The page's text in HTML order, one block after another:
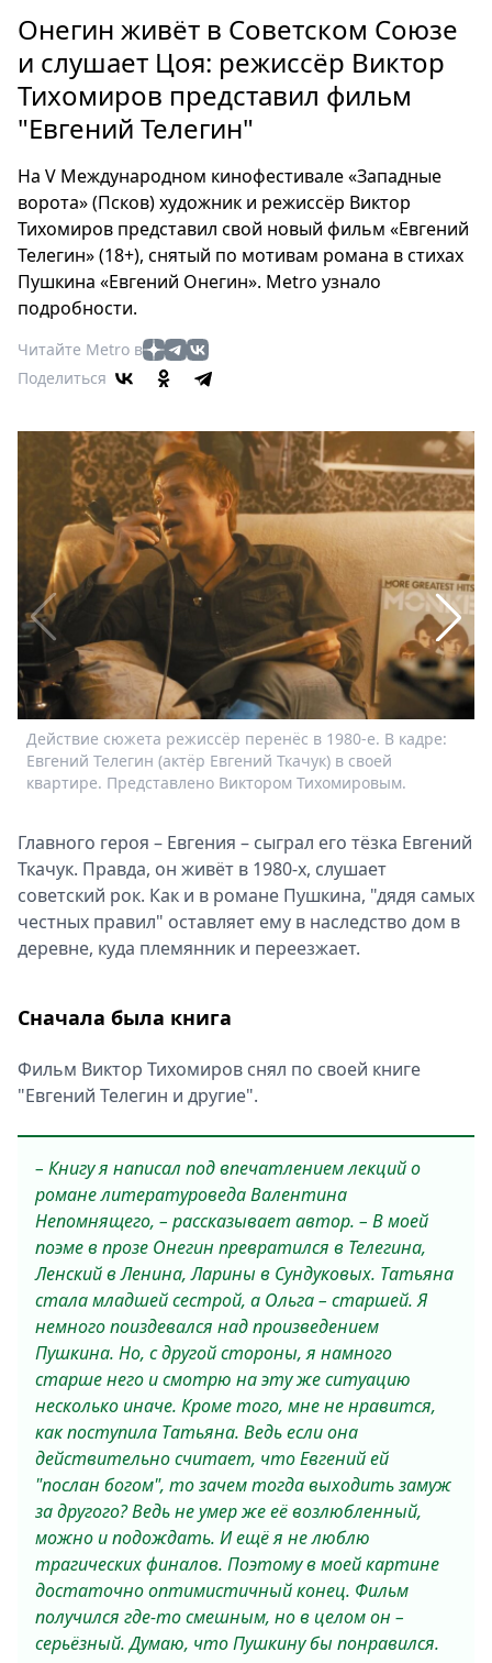
Россия
Мир
Здоровье
Еда
Мода
Театр
Кино
Афиша
Книги
Выставки
Пресс-
О
Metro
Стримы
Спецпроекты
Звезды
Выборы
2026
Metro
Онегин живёт в Советском Союзе
и слушает Цоя: режиссёр Виктор
Тихомиров представил фильм
"Евгений Телегин"
На V Международном кинофестивале «Западные
ворота» (Псков) художник и режиссёр Виктор
Тихомиров представил свой новый фильм «Евгений
Телегин» (18+), снятый по мотивам романа в стихах
Пушкина «Евгений Онегин». Metro узнало
подробности.
Читайте Metro в
Поделиться
Действие сюжета режиссёр перенёс в 1980-е. В кадре:
Евгений Телегин (актёр Евгений Ткачук) в своей
квартире. Представлено Виктором Тихомировым.
Главного героя – Евгения – сыграл его тёзка Евгений
Ткачук. Правда, он живёт в 1980-х, слушает
советский рок. Как и в романе Пушкина, "дядя самых
честных правил" оставляет ему в наследство дом в
деревне, куда племянник и переезжает.
Сначала была книга
Фильм Виктор Тихомиров снял по своей книге
"Евгений Телегин и другие".
– Книгу я написал под впечатлением лекций о
романе литературоведа Валентина
Непомнящего, – рассказывает автор. – В моей
поэме в прозе Онегин превратился в Телегина,
Ленский в Ленина, Ларины в Сундуковых. Татьяна
стала младшей сестрой, а Ольга – старшей. Я
немного поиздевался над произведением
Пушкина. Но, с другой стороны, я намного
старше него и смотрю на эту же ситуацию
несколько иначе. Кроме того, мне не нравится,
как поступила Татьяна. Ведь если она
действительно считает, что Евгений ей
"послан богом", то зачем тогда выходить замуж
за другого? Ведь не умер же её возлюбленный,
можно и подождать. И ещё я не люблю
трагических финалов. Поэтому в моей картине
достаточно оптимистичный конец. Фильм
получился где-то смешным, но в целом он –
серьёзный. Думаю, что Пушкину бы понравился.